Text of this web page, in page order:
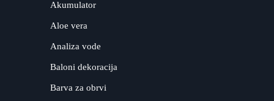
Akumulator
Aloe vera
Analiza vode
Baloni dekoracija
Barva za obrvi